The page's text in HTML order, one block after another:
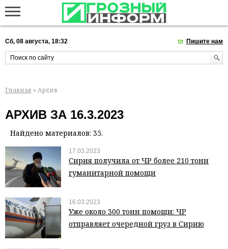
Сб, 08 августа, 18:32 Пишите нам
Главная » Архив
АРХИВ ЗА 16.3.2023
Найдено материалов: 35.
17.03.2023
Сирия получила от ЧР более 210 тонн
гуманитарной помощи
16.03.2023
Уже около 300 тонн помощи: ЧР
отправляет очередной груз в Сирию